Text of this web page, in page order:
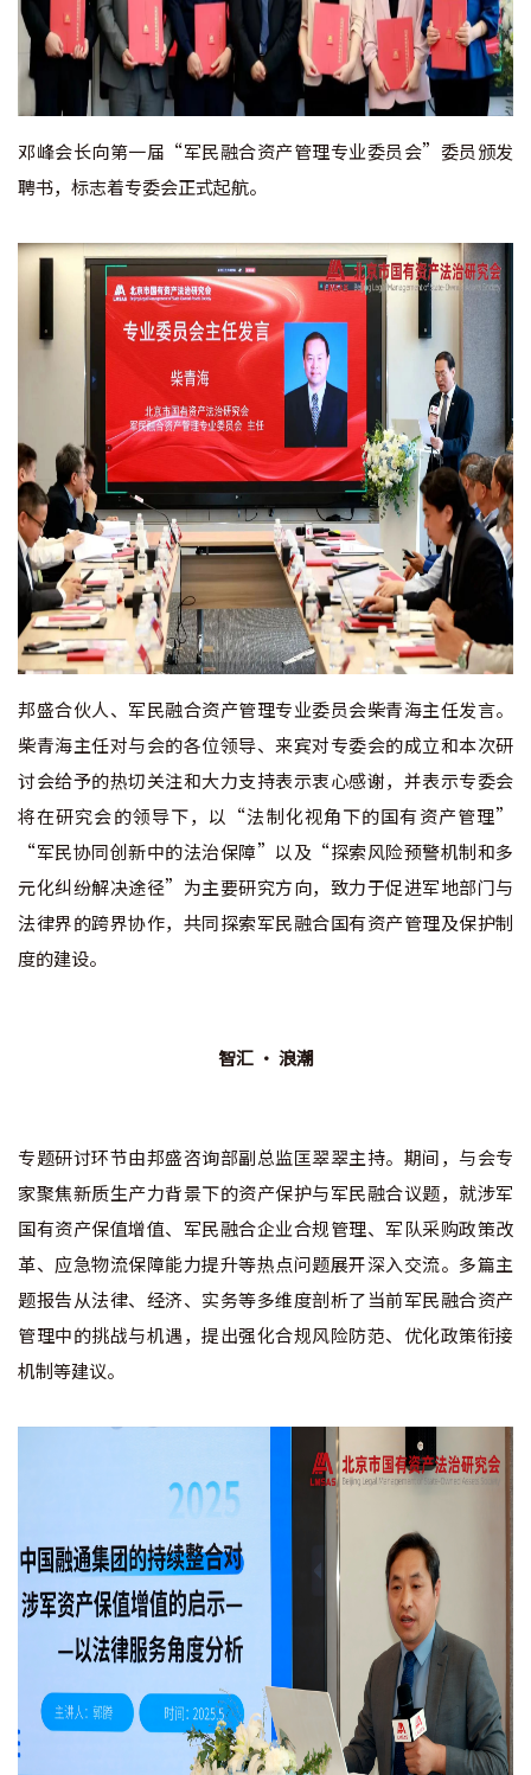
邓峰会长向第一届“军民融合资产管理专业委员会”委员颁发
聘书，标志着专委会正式起航。
邦盛合伙人、军民融合资产管理专业委员会柴青海主任发言。
柴青海主任对与会的各位领导、来宾对专委会的成立和本次研
讨会给予的热切关注和大力支持表示衷心感谢，并表示专委会
将在研究会的领导下，以“法制化视角下的国有资产管理”
“军民协同创新中的法治保障”以及“探索风险预警机制和多
元化纠纷解决途径”为主要研究方向，致力于促进军地部门与
法律界的跨界协作，共同探索军民融合国有资产管理及保护制
度的建设。
智汇 · 浪潮
专题研讨环节由邦盛咨询部副总监匡翠翠主持。期间，与会专
家聚焦新质生产力背景下的资产保护与军民融合议题，就涉军
国有资产保值增值、军民融合企业合规管理、军队采购政策改
革、应急物流保障能力提升等热点问题展开深入交流。多篇主
题报告从法律、经济、实务等多维度剖析了当前军民融合资产
管理中的挑战与机遇，提出强化合规风险防范、优化政策衔接
机制等建议。